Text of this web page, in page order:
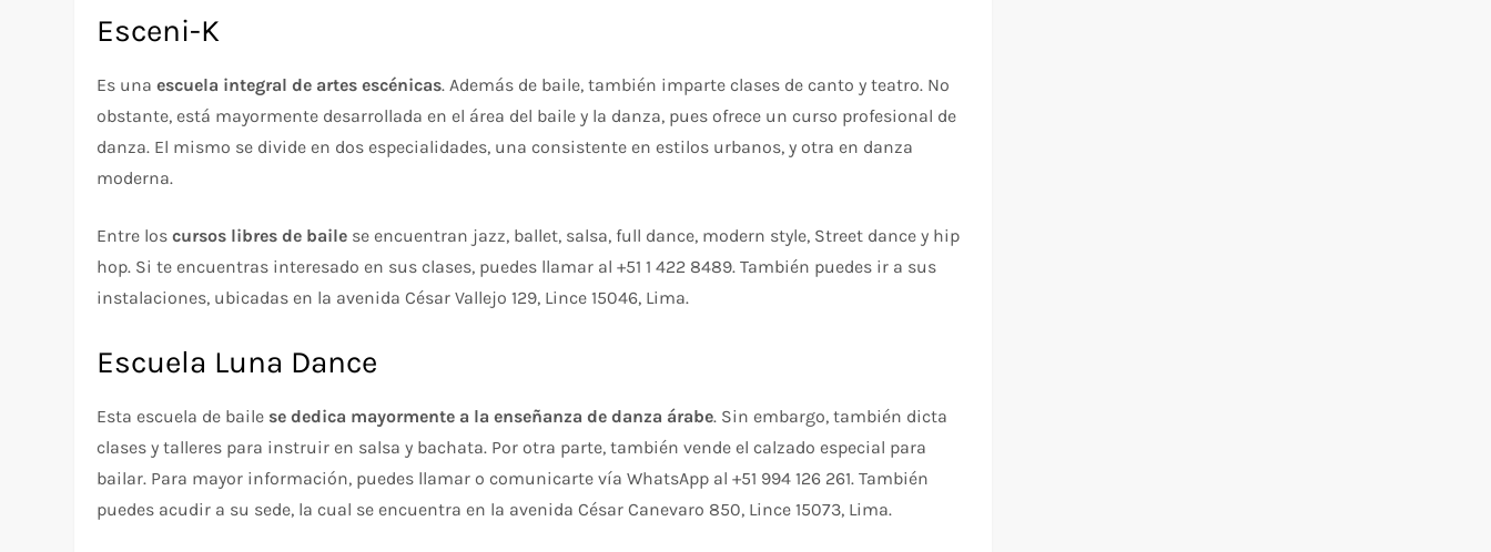
Esceni-K
Es unaescuela integral de artes escénicas. Además de baile, también imparte clases de canto y teatro. No
obstante, está mayormente desarrollada en el área del baile y la danza, pues ofrece un curso profesional de
danza. El mismo se divide en dos especialidades, una consistente en estilos urbanos, y otra en danza
moderna.
Entre loscursos libres de baile se encuentran jazz, ballet, salsa, full dance, modern style, Street dance y hip
hop. Si te encuentras interesado en sus clases, puedes llamar al +51 1 422 8489. También puedes ir a sus
instalaciones, ubicadas en la avenida César Vallejo 129, Lince 15046, Lima.
Escuela Luna Dance
Esta escuela de baile se dedica mayormente a la enseñanza de danza árabe. Sin embargo, también dicta
clases y talleres para instruir en salsa y bachata. Por otra parte, también vende el calzado especial para
bailar. Para mayor información, puedes llamar o comunicarte vía WhatsApp al +51 994 126 261. También
puedes acudir a su sede, la cual se encuentra en la avenida César Canevaro 850, Lince 15073, Lima.